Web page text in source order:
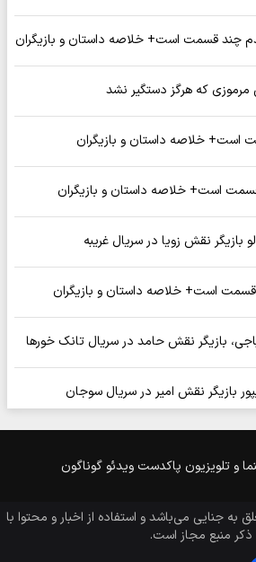
چند قسمت است+ خلاصه داستان و بازیگران
که هرگز دستگیر نشد
خلاصه داستان و بازیگران
است+ خلاصه داستان و بازیگران
بازیگر نقش زویا در سریال غریبه
قسمت است+ خلاصه داستان و بازیگران
بازیگر نقش حامد در سریال تانک خورها
بازیگر نقش امیر در سریال سوجان
و تلویزیون پاکدست ویدئو گوناگون
به جنایی می‌باشد و استفاده از اخبار و محتوا با
ذکر منبع مجاز است.